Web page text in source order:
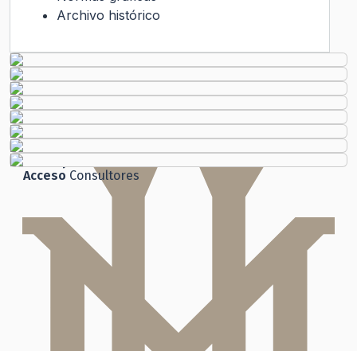
Archivo histórico
Ley de Transparencia
Histórico
Ley del Lobby
Ley de Transparencia
Acceso Consultores